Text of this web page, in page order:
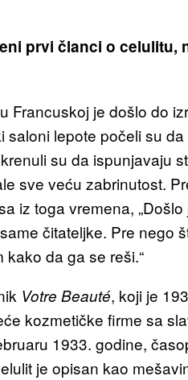
prvi članci o celulitu,
Francuskoj je došlo do
saloni lepote počeli su
su da ispunjavaju
sve veću zabrinutost.
iz toga vremena,
čitateljke. Pre nego
da ga se reši.“
Votre Beauté, koji je
kozmetičke firme sa
1933. godine,
je opisan kao